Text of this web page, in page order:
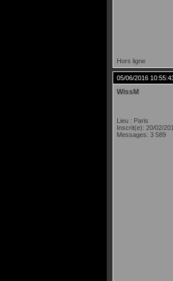
Hors ligne
05/06/2016
WissM
Lieu : Paris
Inscrit(e): 20/02/
Messages: 3 589